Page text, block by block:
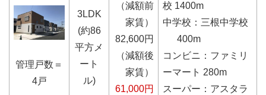
管理戸数＝
4戸
3LDK
(約86
平方メ
ート
ル)
（減額前
家賃）
82,600円
（減額後
家賃）
61,000円
校 1400m
中学校：三根中学校
400m
コンビニ：ファミリ
ーマート 280m
スーパー：アスタラ